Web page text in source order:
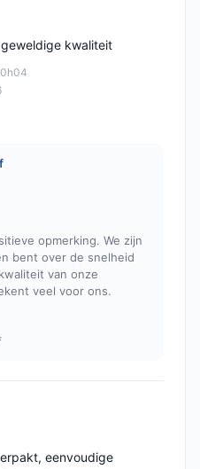
kwaliteit
opmerking. We zijn
bent over de snelheid
van onze
veel voor ons.
eenvoudige